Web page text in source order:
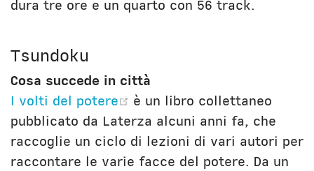
dura tre ore e un quarto con 56 track.
Tsundoku
Cosa succede in città
I volti del potere
(opens new window)
è un libro collettaneo
pubblicato da Laterza alcuni anni fa, che
raccoglie un ciclo di lezioni di vari autori per
raccontare le varie facce del potere. Da un